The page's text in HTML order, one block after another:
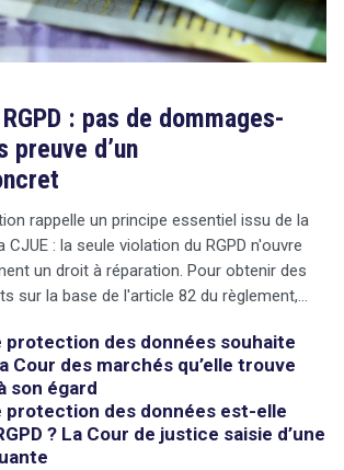
: pas de dommages-
preuve d’un
rappelle un principe essentiel issu de la
CJUE : la seule violation du RGPD n'ouvre
un droit à réparation. Pour obtenir des
sur la base de l'article 82 du règlement,…
protection des données souhaite
Cour des marchés qu’elle trouve
son égard
protection des données est-elle
? La Cour de justice saisie d’une